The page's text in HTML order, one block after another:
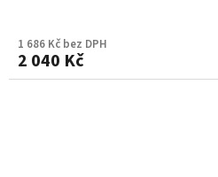
1 686 Kč bez DPH
2 040 Kč